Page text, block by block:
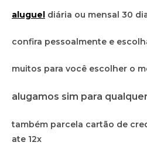
aluguel diária ou mensal 30
confira pessoalmente e
muitos para você escolher o
alugamos sim para qualquer
também parcela cartão de
ate 12x